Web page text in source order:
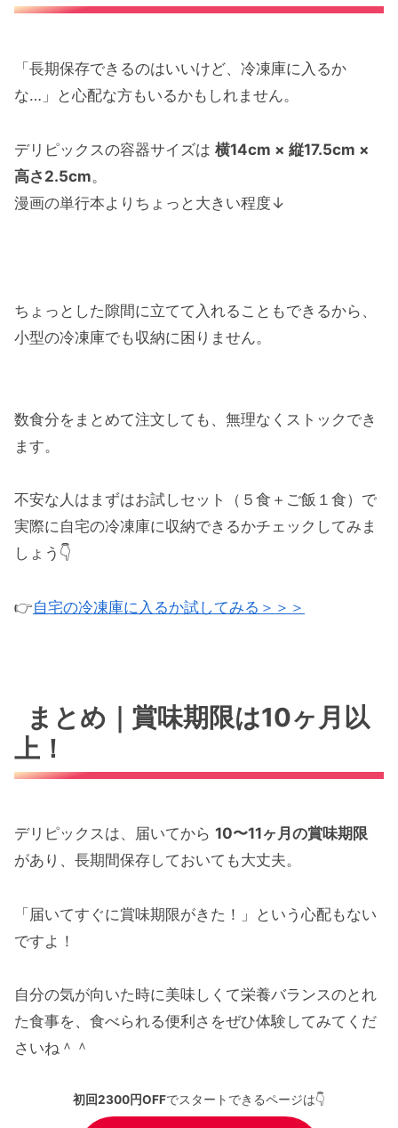
「長期保存できるのはいいけど、冷凍庫に入るか
な…」と心配な方もいるかもしれません。
デリピックスの容器サイズは 横14cm × 縦17.5cm ×
高さ2.5cm。
漫画の単行本よりちょっと大きい程度↓
ちょっとした隙間に立てて入れることもできるから、
小型の冷凍庫でも収納に困りません。
数食分をまとめて注文しても、無理なくストックでき
ます。
不安な人はまずはお試しセット（５食＋ご飯１食）で
実際に自宅の冷凍庫に収納できるかチェックしてみま
しょう👇
👉自宅の冷凍庫に入るか試してみる＞＞＞
まとめ｜賞味期限は10ヶ月以
上！
デリピックスは、届いてから 10〜11ヶ月の賞味期限
があり、長期間保存しておいても大丈夫。
「届いてすぐに賞味期限がきた！」という心配もない
ですよ！
自分の気が向いた時に美味しくて栄養バランスのとれ
た食事を、食べられる便利さをぜひ体験してみてくだ
さいね＾＾
初回2300円OFFでスタートできるページは👇